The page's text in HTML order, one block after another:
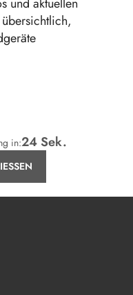
in:24 Sek.